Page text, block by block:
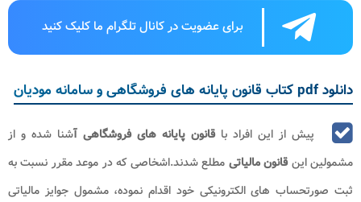
برای عضویت در کانال تلگرام ما کلیک کنید
دانلود pdf کتاب قانون پایانه های فروشگاهی و سامانه مودیان
پیش از این افراد با قانون پایانه های فروشگاهی آشنا شده و از
مشمولین اینقانون مالیاتی مطلع شدند.اشخاصی که در موعد مقرر نسبت به
ثبت صورتحساب های الکترونیکی خود اقدام نموده، مشمول جوایز مالیاتی